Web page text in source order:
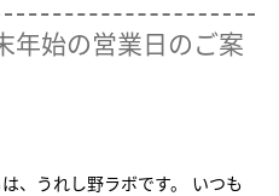
年始の営業日のご案
は、うれし野ラボです。 いつも